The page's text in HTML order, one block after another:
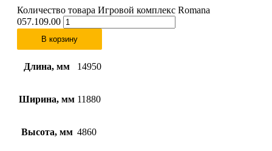
Количество товара Игровой комплекс Romana
057.109.00
В корзину
Длина, мм 14950
Ширина, мм 11880
Высота, мм 4860